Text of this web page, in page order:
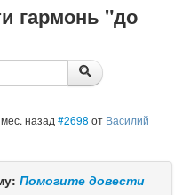
гармонь "до
назад #2698 от Василий
Помогите довести